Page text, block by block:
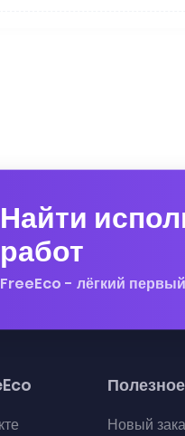
Найти
работ
FreeEco - лёгкий
Полезное
Новый